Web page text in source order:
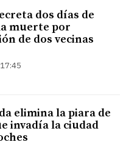
dos días de
muerte por
de dos vecinas
elimina la piara de
invadía la ciudad